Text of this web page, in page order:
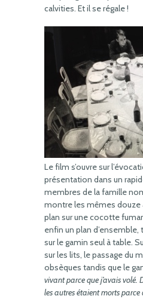
calvities. Et il se régale !
Le film s’ouvre sur
présentation dans un
membres de la famille
montre les mêmes douze
plan sur une cocotte
enfin un plan
sur le gamin seul à table.
sur les lits, le passage du
obsèques tandis que le
vivant parce que j’avais volé.
les autres étaient morts parce